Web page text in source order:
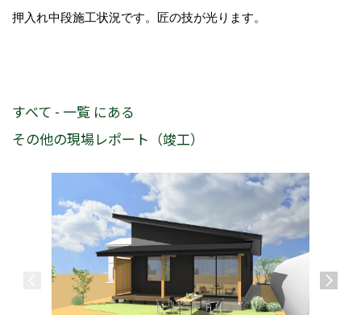
押入れ中段施工状況です。匠の技が光ります。
すべて - 一覧 にある
その他の現場レポート（竣工）